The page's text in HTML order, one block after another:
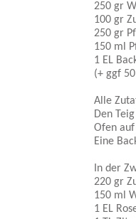
250 gr
100 gr
250 gr
150 ml
1 EL
(+ ggf
Alle
Den
Ofen
Eine
In der
220 gr
150 ml
1 EL